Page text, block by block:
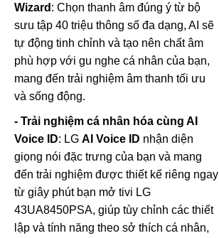
Wizard : Chọn thanh âm đúng ý từ bộ
sưu tập 40 triệu thông số đa dạng, AI sẽ
tự động tinh chỉnh và tạo nên chất âm
phù hợp với gu nghe cá nhân của bạn,
mang đến trải nghiệm âm thanh tối ưu
và sống động.
- Trải nghiệm cá nhân hóa cùng AI
Voice ID: LG AI Voice ID nhận diện
giọng nói đặc trưng của bạn và mang
đến trải nghiệm được thiết kế riêng ngay
từ giây phút bạn mở tivi LG
43UA8450PSA, giúp tùy chỉnh các thiết
lập và tính năng theo sở thích cá nhân,